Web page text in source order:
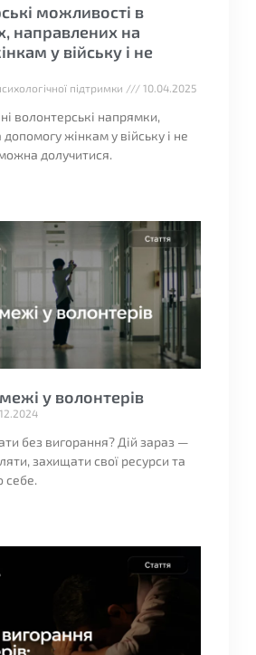
можливості в
направлених на
у війську і не
підтримки 10.04.2025
волонтерські напрямки,
жінкам у війську і не
долучитися.
у волонтерів
без вигорання? Дій зараз —
захищати свої ресурси та
себе.